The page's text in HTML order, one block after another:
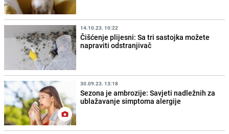
14.10.23. 10:22
Čišćenje plijesni: Sa tri sastojka možete
napraviti odstranjivač
30.09.23. 13:18
Sezona je ambrozije: Savjeti nadležnih za
ublažavanje simptoma alergije